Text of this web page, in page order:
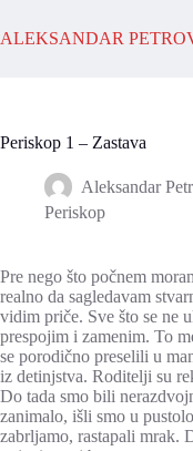
to
content
ALEKSANDAR
Periskop 1 – Zastava
Aleksandar
Periskop
Pre nego što počnem
realno da sagledavam
vidim priče. Sve što se ne
prespojim i zamenim. To
se porodično preselili u
iz detinjstva. Roditelji su
Do tada smo bili
zanimalo, išli smo u
zabrljamo, rastapali mrak.